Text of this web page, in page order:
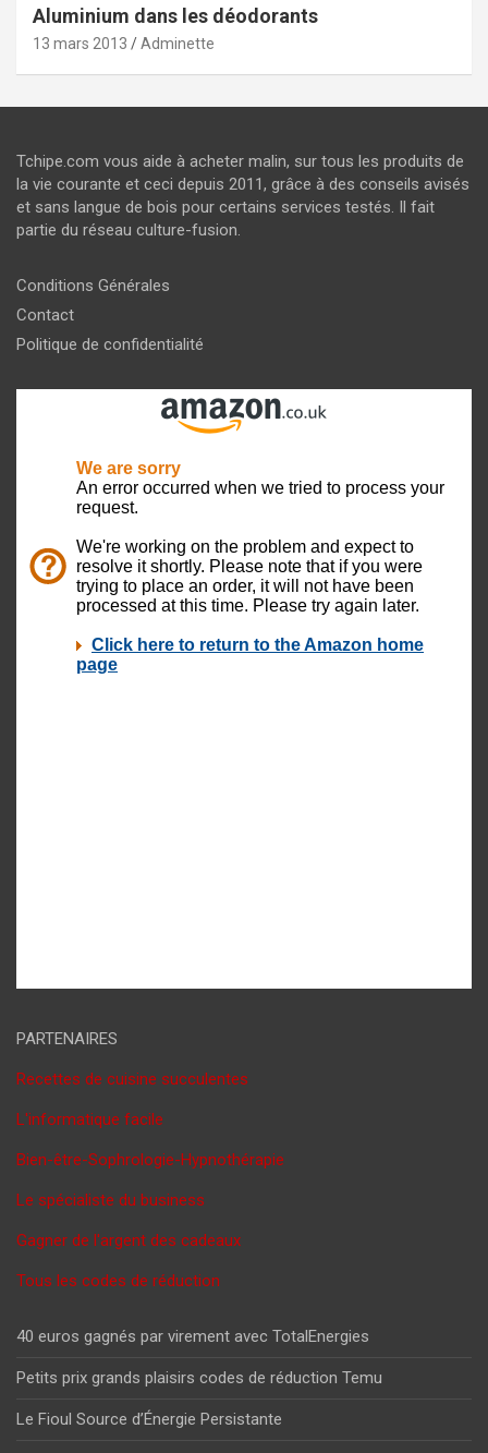
Aluminium dans les déodorants
13 mars 2013 Adminette
Tchipe.com vous aide à acheter malin, sur tous les produits de
la vie courante et ceci depuis 2011, grâce à des conseils avisés
et sans langue de bois pour certains services testés. Il fait
partie du réseau culture-fusion.
Conditions Générales
Contact
Politique de confidentialité
PARTENAIRES
Recettes de cuisine succulentes
L'informatique facile
Bien-être-Sophrologie-Hypnothérapie
Le spécialiste du business
Gagner de l'argent des cadeaux
Tous les codes de réduction
40 euros gagnés par virement avec TotalEnergies
Petits prix grands plaisirs codes de réduction Temu
Le Fioul Source d’Énergie Persistante